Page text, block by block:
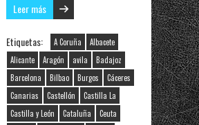
Leer más
Etiquetas: A Coruña
Albacete
Alicante
Aragón avila
Badajoz
Barcelona
Bilbao Burgos
Cáceres
Canarias
Castellón
Castilla La
Castilla y León
Cataluña
Ceuta